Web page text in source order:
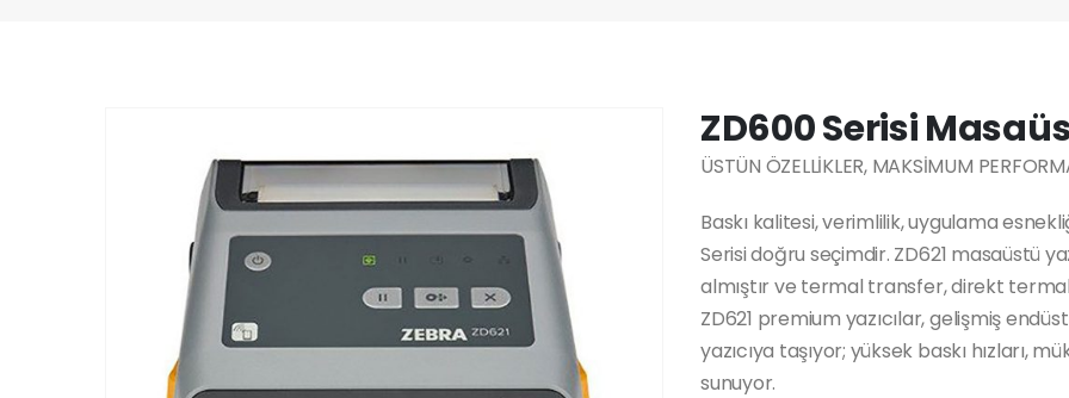
ZD600 Serisi
ÜSTÜN ÖZELLİKLER, MAKSİMUM
Baskı kalitesi, verimlilik, uygulama
Serisi doğru seçimdir. ZD621 masaüstü
almıştır ve termal transfer, direkt
ZD621 premium yazıcılar, gelişmiş
yazıcıya taşıyor; yüksek baskı hızları,
sunuyor.